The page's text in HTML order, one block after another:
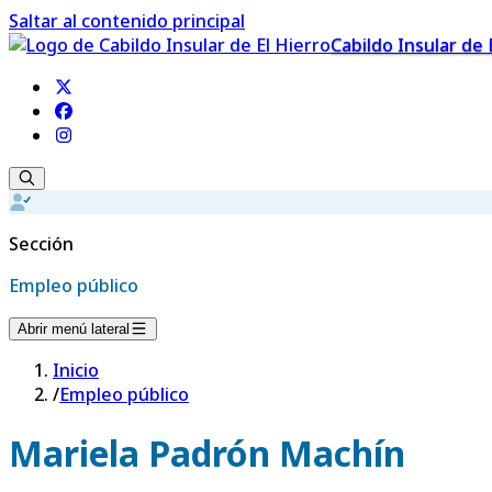
Saltar al contenido principal
Cabildo Insular de
Sección
Empleo público
Abrir menú lateral
Inicio
/Empleo público
Mariela Padrón Machín